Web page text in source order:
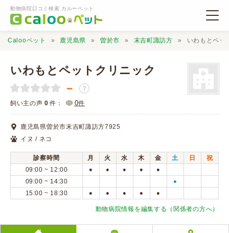
動物病院口コミ検索 カルーペット
動物病院検索
口コミ検索
Calooペットとは？
口コミ投稿
Calooペット 鹿児島県 曽於市 末吉町諏訪方 いわもとペッ
いわもとペットクリニック
－ ？
飼い主の声 0 件： 0件
鹿児島県曽於市末吉町諏訪方7925
イヌ / ネコ
診察時間 月 火 水 木 金 土 日
祝
09:00 ~ 12:00
● ● ● ● ●
09:00 ~ 14:30 ●
15:00 ~ 18:30 ● ● ● ● ●
動物病院情報を編集する（関係者の方へ）